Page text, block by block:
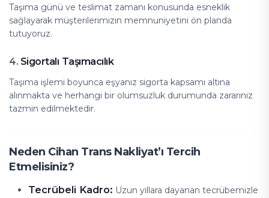
Taşıma günü ve teslimat zamanı konusunda esneklik
sağlayarak müşterilerimizin memnuniyetini ön planda
tutuyoruz.
4. Sigortalı Taşımacılık
Taşıma işlemi boyunca eşyanız sigorta kapsamı altına
alınmakta ve herhangi bir olumsuzluk durumunda zararınız
tazmin edilmektedir.
Neden Cihan Trans Nakliyat’ı Tercih
Etmelisiniz?
Tecrübeli Kadro: Uzun yıllara dayanan tecrübemizle